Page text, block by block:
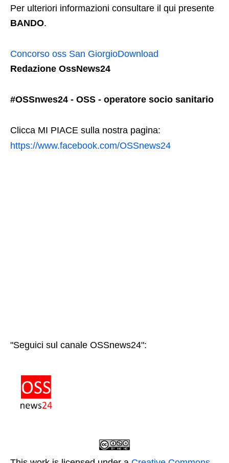
Per ulteriori informazioni consultare il qui presente
BANDO.
Concorso oss San GiorgioDownload
Redazione OssNews24
#OSSnwes24 - OSS - operatore socio sanitario
Clicca MI PIACE sulla nostra pagina:
https://www.facebook.com/OSSnews24
"Seguici sul canale OSSnews24":